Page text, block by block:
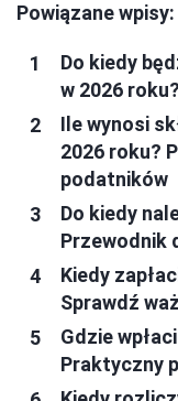
Powiązane wpisy:
Do kiedy
w 2026 roku?
Ile wynosi
2026 roku?
podatników
Do kiedy
Przewodnik
Kiedy
Sprawdź
Gdzie
Praktyczny